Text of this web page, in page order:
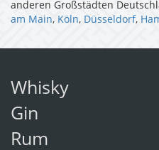
anderen Großstädten
am Main, Köln, Düsseldorf,
Whisky
Gin
Rum